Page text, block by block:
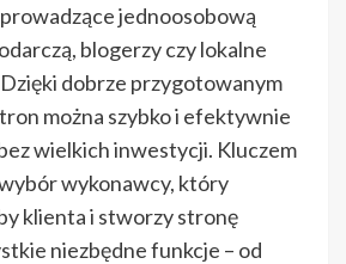
jednoosobową
blogerzy czy lokalne
dobrze przygotowanym
można szybko i efektywnie
wielkich inwestycji. Kluczem
wykonawcy, który
klienta i stworzy stronę
niezbędne funkcje – od